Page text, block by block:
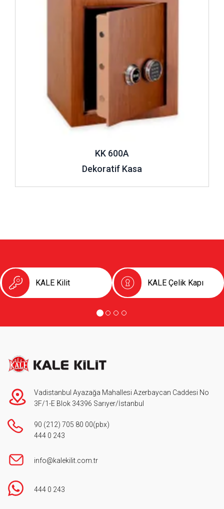
KK 600A
Dekoratif Kasa
KALE Kilit KALE Çelik Kapı
Vadistanbul Ayazağa Mahallesi Azerbaycan Caddesi No
3F/1-E Blok 34396 Sarıyer/İstanbul
90 (212) 705 80 00(pbx)
444 0 243
info@kalekilit.com.tr
444 0 243